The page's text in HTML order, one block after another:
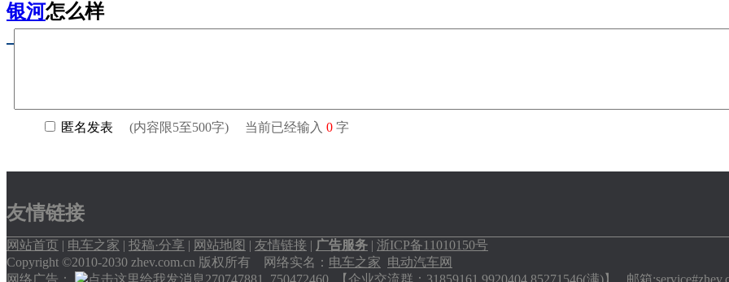
银河怎么样
友情链接
网站首页 | 电车之家 | 投稿·分享 | 网站地图 | 友情链接 | 广告服务 | 浙ICP备11010150号
Copyright ©2010-2030 zhev.com.cn 版权所有 网络实名： 电车之家 电动汽车网
网络广告：
270747881 750472460 【企业交流群：31859161 9920404 85271546(满)】 邮箱